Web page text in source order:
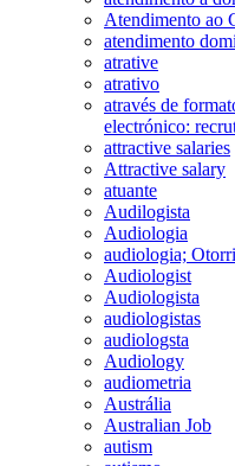
Atendimento ao
atendimento
atrative
atrativo
através de
electrónico:
attractive salaries
Attractive salary
atuante
Audilogista
Audiologia
audiologia;
Audiologist
Audiologista
audiologistas
audiologsta
Audiology
audiometria
Austrália
Australian Job
autism